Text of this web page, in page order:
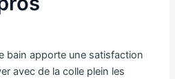
bain apporte une satisfaction
avec de la colle plein les